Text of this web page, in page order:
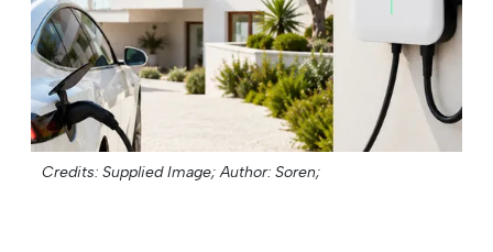
Credits: Supplied Image; Author: Soren;